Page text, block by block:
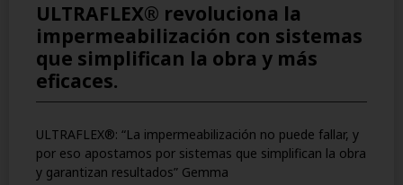
ULTRAFLEX® revoluciona la
impermeabilización con sistemas
que simplifican la obra y más
eficaces.
ULTRAFLEX®: “La impermeabilización no puede fallar, y
por eso apostamos por sistemas que simplifican la obra
y garantizan resultados” Gemma